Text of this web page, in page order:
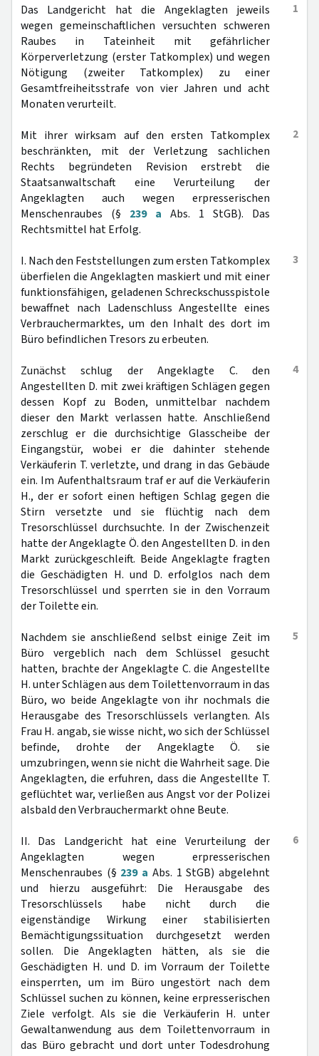
1
Das Landgericht hat die Angeklagten jeweils
wegen gemeinschaftlichen versuchten schweren
Raubes in Tateinheit mit gefährlicher
Körperverletzung (erster Tatkomplex) und wegen
Nötigung (zweiter Tatkomplex) zu einer
Gesamtfreiheitsstrafe von vier Jahren und acht
Monaten verurteilt.
2
Mit ihrer wirksam auf den ersten Tatkomplex
beschränkten, mit der Verletzung sachlichen
Rechts begründeten Revision erstrebt die
Staatsanwaltschaft eine Verurteilung der
Angeklagten auch wegen erpresserischen
Menschenraubes (§ 239 a Abs. 1 StGB). Das
Rechtsmittel hat Erfolg.
3
I. Nach den Feststellungen zum ersten Tatkomplex
überfielen die Angeklagten maskiert und mit einer
funktionsfähigen, geladenen Schreckschusspistole
bewaffnet nach Ladenschluss Angestellte eines
Verbrauchermarktes, um den Inhalt des dort im
Büro befindlichen Tresors zu erbeuten.
4
Zunächst schlug der Angeklagte C. den
Angestellten D. mit zwei kräftigen Schlägen gegen
dessen Kopf zu Boden, unmittelbar nachdem
dieser den Markt verlassen hatte. Anschließend
zerschlug er die durchsichtige Glasscheibe der
Eingangstür, wobei er die dahinter stehende
Verkäuferin T. verletzte, und drang in das Gebäude
ein. Im Aufenthaltsraum traf er auf die Verkäuferin
H., der er sofort einen heftigen Schlag gegen die
Stirn versetzte und sie flüchtig nach dem
Tresorschlüssel durchsuchte. In der Zwischenzeit
hatte der Angeklagte Ö. den Angestellten D. in den
Markt zurückgeschleift. Beide Angeklagte fragten
die Geschädigten H. und D. erfolglos nach dem
Tresorschlüssel und sperrten sie in den Vorraum
der Toilette ein.
5
Nachdem sie anschließend selbst einige Zeit im
Büro vergeblich nach dem Schlüssel gesucht
hatten, brachte der Angeklagte C. die Angestellte
H. unter Schlägen aus dem Toilettenvorraum in das
Büro, wo beide Angeklagte von ihr nochmals die
Herausgabe des Tresorschlüssels verlangten. Als
Frau H. angab, sie wisse nicht, wo sich der Schlüssel
befinde, drohte der Angeklagte Ö. sie
umzubringen, wenn sie nicht die Wahrheit sage. Die
Angeklagten, die erfuhren, dass die Angestellte T.
geflüchtet war, verließen aus Angst vor der Polizei
alsbald den Verbrauchermarkt ohne Beute.
6
II. Das Landgericht hat eine Verurteilung der
Angeklagten wegen erpresserischen
Menschenraubes (§ 239 a Abs. 1 StGB) abgelehnt
und hierzu ausgeführt: Die Herausgabe des
Tresorschlüssels habe nicht durch die
eigenständige Wirkung einer stabilisierten
Bemächtigungssituation durchgesetzt werden
sollen. Die Angeklagten hätten, als sie die
Geschädigten H. und D. im Vorraum der Toilette
einsperrten, um im Büro ungestört nach dem
Schlüssel suchen zu können, keine erpresserischen
Ziele verfolgt. Als sie die Verkäuferin H. unter
Gewaltanwendung aus dem Toilettenvorraum in
das Büro gebracht und dort unter Todesdrohung